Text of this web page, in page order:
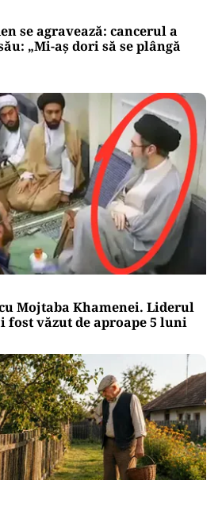
se agravează: cancerul a
„Mi-aș dori să se plângă
Mojtaba Khamenei. Liderul
văzut de aproape 5 luni